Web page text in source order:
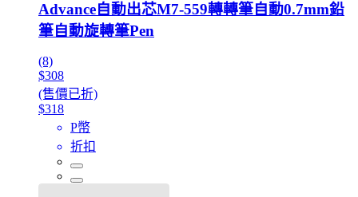
Advance自動出芯M7-559轉轉筆自動0.7mm鉛
筆自動旋轉筆Pen
(8)
$308
(售價已折)
$318
P幣
折扣